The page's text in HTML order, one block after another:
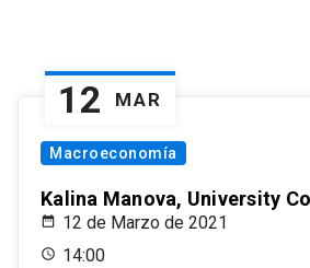
12 MAR
Macroeconomía
Kalina Manova, University
12 de Marzo de 2021
14:00